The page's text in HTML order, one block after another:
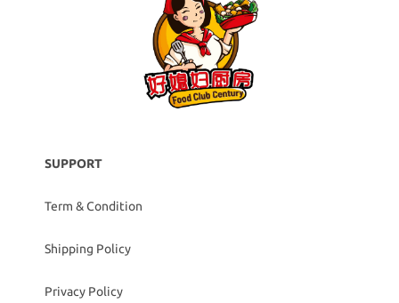
SUPPORT
Term & Condition
Shipping Policy
Privacy Policy